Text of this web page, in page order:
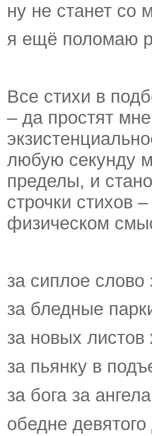
ну не станет со
я ещё поломаю
Все стихи в
– да простят
любую секунду
пределы, и
строчки стихов
физическом
за сиплое слово
за бледные
за новых
за пьянку в
за бога за
обедне девятого